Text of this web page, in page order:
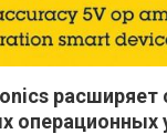
расширяет
операционных